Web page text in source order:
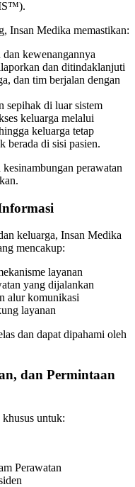
Insan Medika memastikan:
dan kewenangannya
dan ditindaklanjuti
dan tim berjalan dengan
sepihak di luar sistem
keluarga melalui
keluarga tetap
berada di sisi pasien.
perawatan
keluarga, Insan Medika
mencakup:
layanan
yang dijalankan
alur komunikasi
layanan
dan dapat dipahami oleh
dan Permintaan
untuk:
Perawatan